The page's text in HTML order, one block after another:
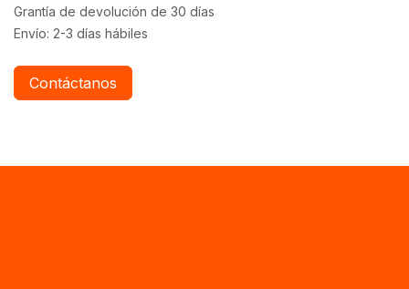
Grantía de devolución de 30 días
Envío: 2-3 días hábiles
Contáctanos